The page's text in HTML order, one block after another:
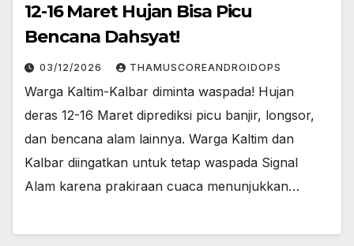
12-16 Maret Hujan Bisa Picu
Bencana Dahsyat!
03/12/2026 THAMUSCOREANDROIDOPS
Warga Kaltim-Kalbar diminta waspada! Hujan
deras 12-16 Maret diprediksi picu banjir, longsor,
dan bencana alam lainnya. Warga Kaltim dan
Kalbar diingatkan untuk tetap waspada Signal
Alam karena prakiraan cuaca menunjukkan…